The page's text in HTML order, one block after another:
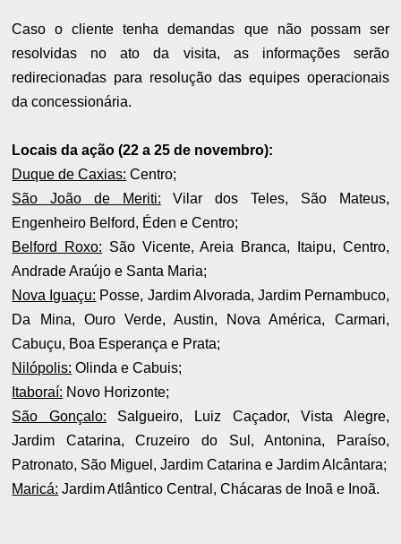
Caso o cliente tenha demandas que não possam ser
resolvidas no ato da visita, as informações serão
redirecionadas para resolução das equipes operacionais
da concessionária.
Locais da ação (22 a 25 de novembro):
Duque de Caxias: Centro;
São João de Meriti: Vilar dos Teles, São Mateus,
Engenheiro Belford, Éden e Centro;
Belford Roxo: São Vicente, Areia Branca, Itaipu, Centro,
Andrade Araújo e Santa Maria;
Nova Iguaçu: Posse, Jardim Alvorada, Jardim Pernambuco,
Da Mina, Ouro Verde, Austin, Nova América, Carmari,
Cabuçu, Boa Esperança e Prata;
Nilópolis: Olinda e Cabuis;
Itaboraí: Novo Horizonte;
São Gonçalo: Salgueiro, Luiz Caçador, Vista Alegre,
Jardim Catarina, Cruzeiro do Sul, Antonina, Paraíso,
Patronato, São Miguel, Jardim Catarina e Jardim Alcântara;
Maricá: Jardim Atlântico Central, Chácaras de Inoã e Inoã.